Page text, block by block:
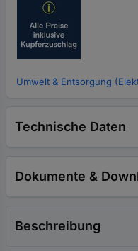
Umwelt & Entsorgung
Technische Daten
Dokumente &
Beschreibung